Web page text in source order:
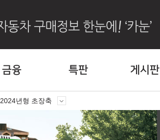
금융 특판 게시판
2024년형 초장축